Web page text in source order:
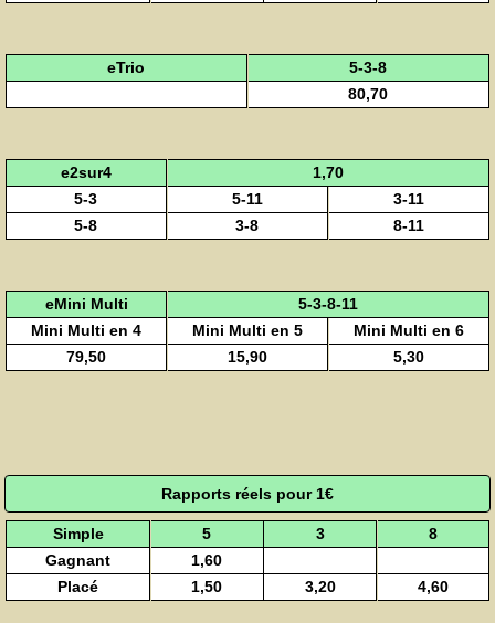
eTrio
5-3-8
80,70
e2sur4
1,70
5-3
5-11
3-11
5-8
3-8 8-11
eMini Multi
5-3-8-11
Mini Multi en 4
Mini Multi en 5
Mini Multi en 6
79,50
15,90 5,30
Rapports réels pour 1€
Simple 5 3
8
Gagnant
1,60
Placé
1,50 3,20 4,60